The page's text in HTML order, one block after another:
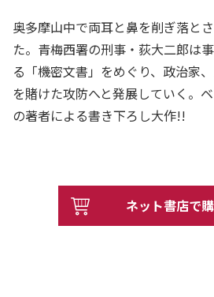
奥多摩山中で両耳と鼻を削ぎ落と
た。青梅西署の刑事・荻大二郎は
る「機密文書」をめぐり、政治家
を賭けた攻防へと発展していく。
の著者による書き下ろし大作!!
ネット書店で